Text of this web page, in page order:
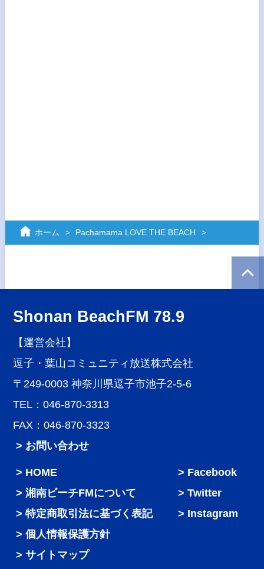
ホーム Pachamama LOVE THE BEACH
Shonan BeachFM 78.9
【運営会社】
逗子・葉山コミュニティ放送株式会社
〒249-0003 神奈川県逗子市池子2-5-6
TEL：046-870-3313
FAX：046-870-3323
> お問い合わせ
HOME
湘南ビーチFMについて
特定商取引法に基づく表記
個人情報保護方針
サイトマップ
Facebook
Twitter
Instagram